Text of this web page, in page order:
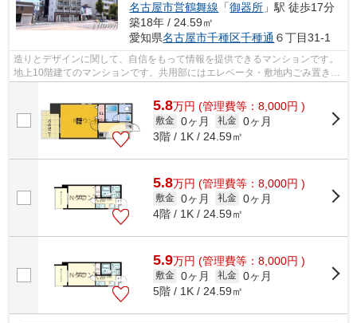
名古屋市営鶴舞線 「御器所 」駅 徒歩17分
築18年 / 24.59㎡
愛知県名古屋市千種区千種通 ６丁目31-1
造りとデザインに関して、自信をもって情報を提供できるマンションです。
地上10階建てのマンションです。共用部にはエレベータ・敷地内ごみ置き場
5.8万円 (管理費等：8,000円 )
敷金 0ヶ月 礼金 0ヶ月
3階 / 1K / 24.59㎡
5.8万円 (管理費等：8,000円 )
敷金 0ヶ月 礼金 0ヶ月
4階 / 1K / 24.59㎡
5.9万円 (管理費等：8,000円 )
敷金 0ヶ月 礼金 0ヶ月
5階 / 1K / 24.59㎡